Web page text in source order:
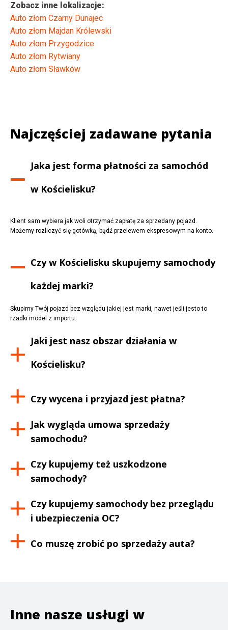
Zobacz inne lokalizacje:
Auto złom Czarny Dunajec
Auto złom Majdan Królewski
Auto złom Przygodzice
Auto złom Rytwiany
Auto złom Sławków
Najczęściej zadawane pytania
Jaka jest forma płatności za samochód
w Kościelisku?
Klient sam wybiera jak woli otrzymać zapłatę za sprzedany pojazd.
Możemy rozliczyć się gotówką, bądź przelewem ekspresowym na konto.
Czy w Kościelisku skupujemy samochody
każdej marki?
Skupimy Twój pojazd bez względu jakiej jest marki, nawet jeśli jesto to
rzadki model z importu.
Jaki jest nasz obszar działania w
Kościelisku?
Czy wycena i przyjazd jest płatna?
Jak wygląda umowa sprzedaży
samochodu?
Czy kupujemy też uszkodzone
samochody?
Czy kupujemy samochody bez przeglądu
i ubezpieczenia OC?
Co muszę zrobić po sprzedaży auta?
Inne nasze usługi w